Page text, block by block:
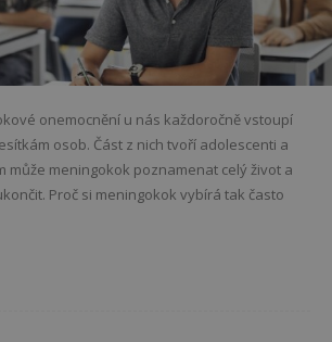
onemocnění u nás každoročně vstoupí
osob. Část z nich tvoří adolescenti a
může meningokok poznamenat celý život a
Proč si meningokok vybírá tak často